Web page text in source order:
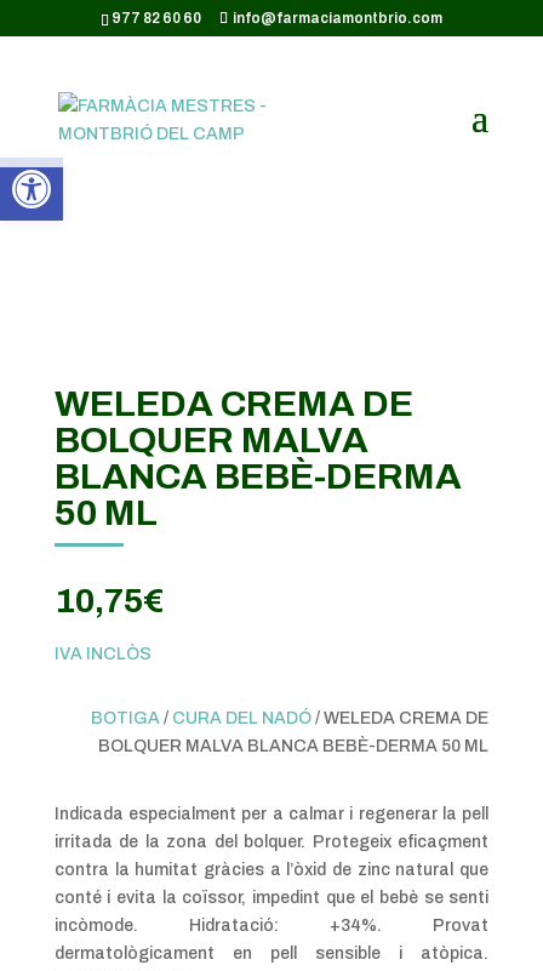
Obre la barra d'eines
CODI GOOGLE ANALYTICS:
977 82 60 60 info@farmaciamontbrio.com
WELEDA CREMA DE
BOLQUER MALVA
BLANCA BEBÈ-DERMA
50 ML
10,75€
IVA INCLÒS
BOTIGA / CURA DEL NADÓ / WELEDA CREMA DE
BOLQUER MALVA BLANCA BEBÈ-DERMA 50 ML
Indicada especialment per a calmar i regenerar la pell
irritada de la zona del bolquer. Protegeix eficaçment
contra la humitat gràcies a l’òxid de zinc natural que
conté i evita la coïssor, impedint que el bebè se senti
incòmode. Hidratació: +34%. Provat
dermatològicament en pell sensible i atòpica.